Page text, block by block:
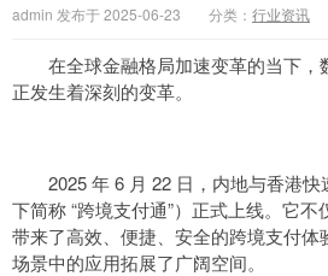
财富在线
admin 发布于 2025-06-23 分类： 行业资讯
在全球金融格局加速变革的当下
正发生着深刻的变革。
2025 年 6 月 22 日，内地与香港
下简称 “跨境支付通”）正式上线。它
带来了高效、便捷、安全的跨境支付体
场景中的应用拓展了广阔空间。